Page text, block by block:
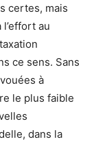
certes, mais
au
ce sens. Sans
à
le plus faible
dans la